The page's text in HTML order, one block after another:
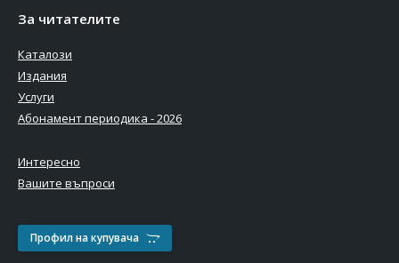
За читателите
Каталози
Издания
Услуги
Абонамент периодика - 2026
Интересно
Вашите въпроси
Профил на купувача